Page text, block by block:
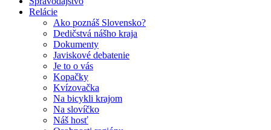
Relácie
Ako poznáš Slovensko?
Dedičstvá nášho kraja
Dokumenty
Javiskové debatenie
Je to o vás
Kopačky
Kvízovačka
Na bicykli krajom
Na slovíčko
Náš hosť